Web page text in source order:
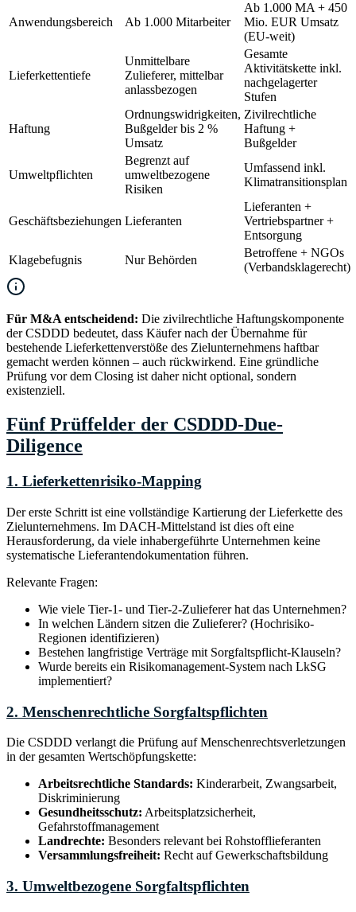
Anwendungsbereich Ab 1.000 Mitarbeiter
Ab 1.000 MA + 450
Mio. EUR Umsatz
(EU-weit)
Lieferkettentiefe
Unmittelbare
Zulieferer, mittelbar
anlassbezogen
Gesamte
Aktivitätskette inkl.
nachgelagerter
Stufen
Haftung
Ordnungswidrigkeiten,
Bußgelder bis 2 %
Umsatz
Zivilrechtliche
Haftung +
Bußgelder
Umweltpflichten
Begrenzt auf
umweltbezogene
Risiken
Umfassend inkl.
Klimatransitionsplan
Geschäftsbeziehungen Lieferanten
Lieferanten +
Vertriebspartner +
Entsorgung
Klagebefugnis
Nur Behörden
Betroffene + NGOs
(Verbandsklagerecht)
Für M&A entscheidend: Die zivilrechtliche Haftungskomponente
der CSDDD bedeutet, dass Käufer nach der Übernahme für
bestehende Lieferkettenverstöße des Zielunternehmens haftbar
gemacht werden können – auch rückwirkend. Eine gründliche
Prüfung vor dem Closing ist daher nicht optional, sondern
existenziell.
Fünf Prüffelder der CSDDD-Due-
Diligence
1. Lieferkettenrisiko-Mapping
Der erste Schritt ist eine vollständige Kartierung der Lieferkette des
Zielunternehmens. Im DACH-Mittelstand ist dies oft eine
Herausforderung, da viele inhabergeführte Unternehmen keine
systematische Lieferantendokumentation führen.
Relevante Fragen:
Wie viele Tier-1- und Tier-2-Zulieferer hat das Unternehmen?
In welchen Ländern sitzen die Zulieferer? (Hochrisiko-
Regionen identifizieren)
Bestehen langfristige Verträge mit Sorgfaltspflicht-Klauseln?
Wurde bereits ein Risikomanagement-System nach LkSG
implementiert?
2. Menschenrechtliche Sorgfaltspflichten
Die CSDDD verlangt die Prüfung auf Menschenrechtsverletzungen
in der gesamten Wertschöpfungskette:
Arbeitsrechtliche Standards: Kinderarbeit, Zwangsarbeit,
Diskriminierung
Gesundheitsschutz: Arbeitsplatzsicherheit,
Gefahrstoffmanagement
Landrechte: Besonders relevant bei Rohstofflieferanten
Versammlungsfreiheit: Recht auf Gewerkschaftsbildung
3. Umweltbezogene Sorgfaltspflichten